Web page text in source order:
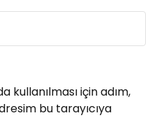
kullanılması için adım,
bu tarayıcıya